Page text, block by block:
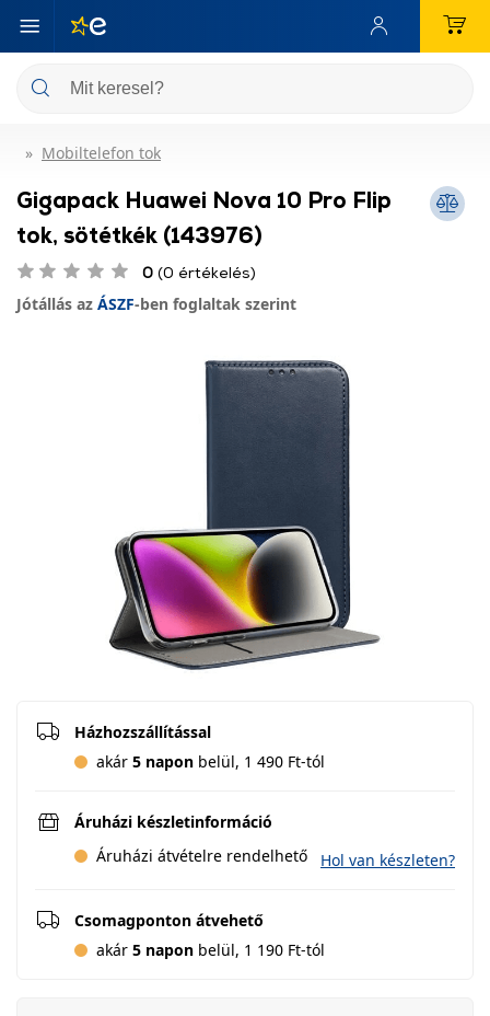
Mobiltelefon tok
Gigapack Huawei Nova 10 Pro Flip
tok, sötétkék (143976)
0 (0 értékelés)
Jótállás az ÁSZF-ben foglaltak szerint
Házhozszállítással
akár 5 napon belül, 1 490 Ft-tól
Áruházi készletinformáció
Áruházi átvételre rendelhető
Hol van készleten?
Csomagponton átvehető
akár 5 napon belül, 1 190 Ft-tól